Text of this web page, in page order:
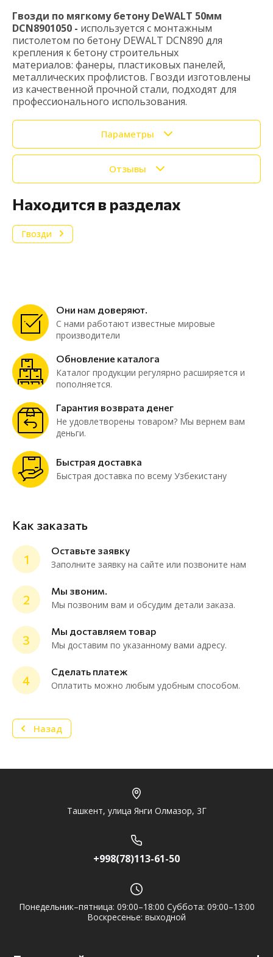
Гвозди по мягкому бетону DeWALT 50мм
DCN8901050 - используется с монтажным
пистолетом по бетону DEWALT DCN890 для
крепления к бетону строительных
материалов: фанеры, пластиковых панелей,
металлических профлистов. Гвозди изготовлены
из качественной прочной стали, подходят для
профессионального использования.
Параметры
Отзывы
Находится в разделах
Гвозди
Они нам доверяют.
С нами работают известные мировые
производители
Обновление каталога
Каталог продукции регулярно расширяется и
пополняется.
Гарантия возврата денег
Не удовлетворены товаром? Мы вернем вам
деньги.
Быстрая доставка
Быстрая доставка по всему Узбекистану
Как заказать
1
Оставьте заявку
Заполните заявку на сайте или позвоните нам
2
Мы звоним.
Мы позвоним вам и обсудим детали заказа.
3
Мы доставляем товар
Мы доставим по указанному вами адресу.
4
Сделать платеж
Оплатить можно любым удобным способом.
Назад
Ташкент, улица Янги Олмазор, 3Г
+998(78)113-61-50
Понедельник–пятница: 09:00–18:00 Суббота: 09:00–13:00
Воскресенье: выходной
online
Мессенджеры
Нужна консультация или персональное
предложение? Пиши в мессенджер!
Telegram